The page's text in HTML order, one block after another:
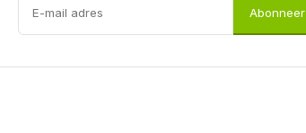
Abonneer